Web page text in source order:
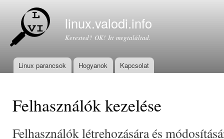
linux.valodi.info
Kerested? OK! Itt megtaláltad.
Főmenü
Linux parancsok Hogyanok Kapcsolat
Felhasználók kezelése
Felhasználók létrehozására és